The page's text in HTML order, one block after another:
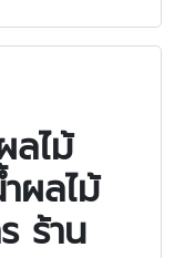
ลไม้
ผลไม้
ร้าน